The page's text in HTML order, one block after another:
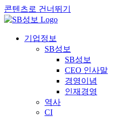
콘텐츠로 건너뛰기
기업정보
SB성보
SB성보
CEO 인사말
경영이념
인재경영
역사
CI